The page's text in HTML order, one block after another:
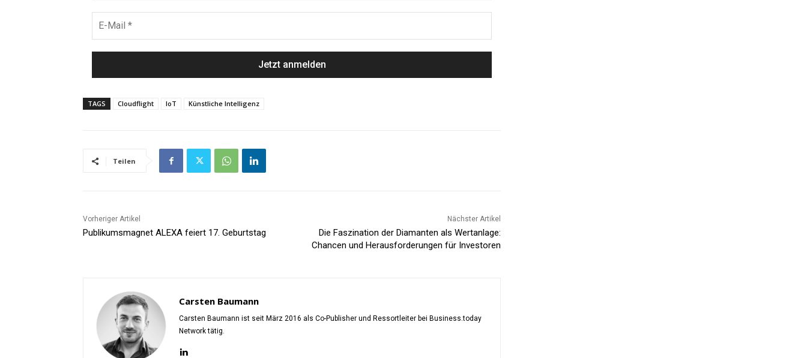
TAGS Cloudflight IoT Künstliche Intelligenz
Teilen
Vorheriger Artikel
Publikumsmagnet ALEXA feiert 17. Geburtstag
Nächster Artikel
Die Faszination der Diamanten als Wertanlage:
Chancen und Herausforderungen für Investoren
Carsten Baumann
Carsten Baumann ist seit März 2016 als Co-Publisher und Ressortleiter bei Business.today
Network tätig.